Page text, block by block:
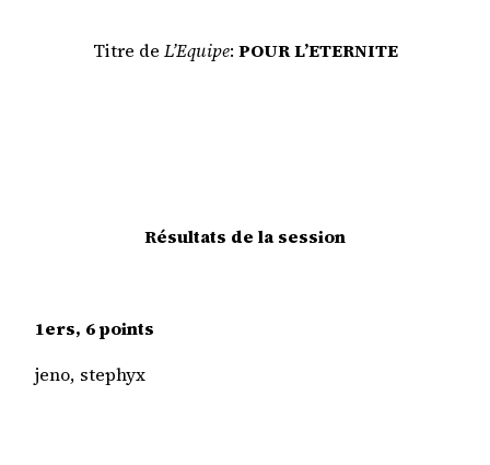
Titre de L’Equipe: POUR L’ETERNITE
Résultats de la session
1ers, 6 points
jeno, stephyx